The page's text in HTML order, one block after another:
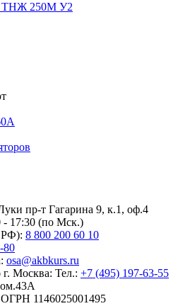
ТНЖ 250М У2
пр-т Гагарина 9, к.1, оф.4
- 17:30 (по Мск.)
РФ): 8 800 200 60 10
80
osa@akbkurs.ru
г. Москва: Тел.: +7 (495) 197-63-55
1146025001495